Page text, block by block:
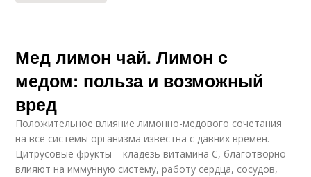
Мед лимон чай. Лимон с
медом: польза и возможный
вред
Положительное влияние лимонно-медового сочетания
на все системы организма известна с давних времен.
Цитрусовые фрукты – кладезь витамина C, благотворно
влияют на иммунную систему, работу сердца, сосудов,